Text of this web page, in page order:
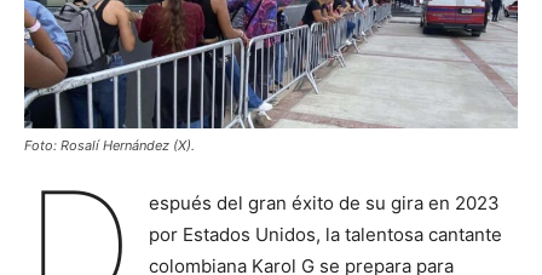
Foto: Rosalí Hernández (X).
espués del gran éxito de su gira en 2023
por Estados Unidos, la talentosa cantante
colombiana Karol G se prepara para